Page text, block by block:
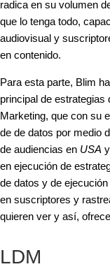
radica en su volumen
que lo tenga todo,
audiovisual y
en contenido.
Para esta parte, Blim
principal de estrategias
Marketing, que con su
de de datos por medio
de audiencias en USA
en ejecución de
de datos y de
en suscriptores y
quieren ver y así,
LDM